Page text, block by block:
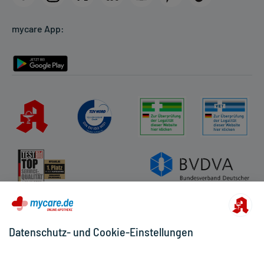
Rückgabe/Widerruf
mycare App:
Datenschutz- und Cookie-Einstellungen